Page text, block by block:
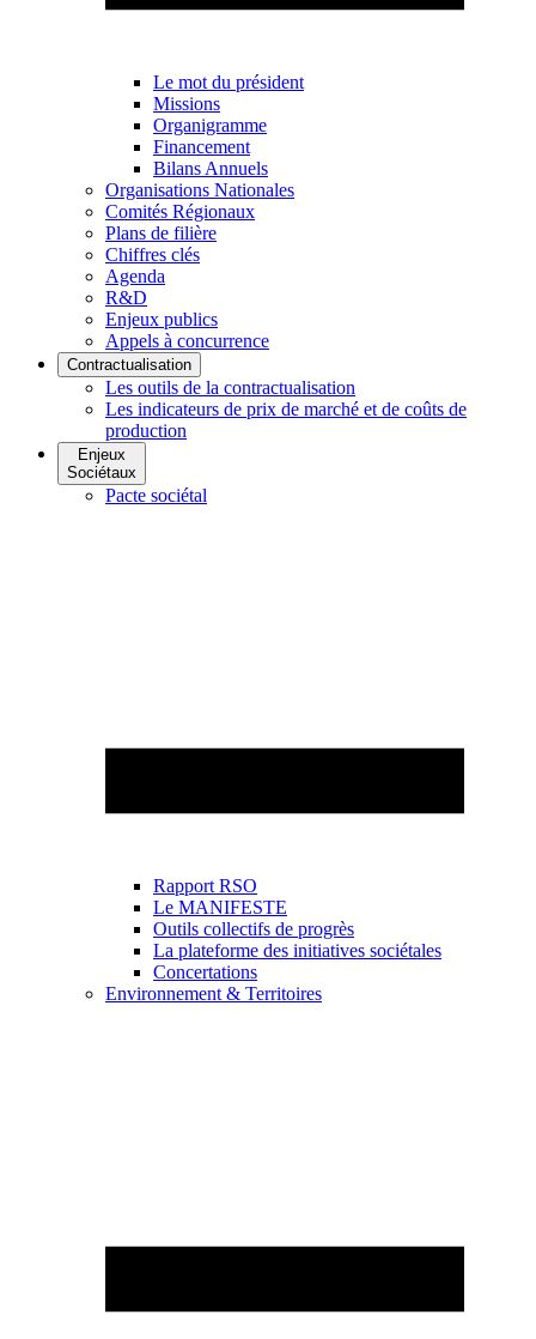
Le mot du président
Missions
Organigramme
Financement
Bilans Annuels
Organisations Nationales
Comités Régionaux
Plans de filière
Chiffres clés
Agenda
R&D
Enjeux publics
Appels à concurrence
Contractualisation
Les outils de la contractualisation
Les indicateurs de prix de marché et de coûts de
production
Enjeux
Sociétaux
Pacte sociétal
Rapport RSO
Le MANIFESTE
Outils collectifs de progrès
La plateforme des initiatives sociétales
Concertations
Environnement & Territoires